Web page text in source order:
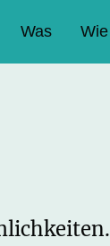
Was Wie